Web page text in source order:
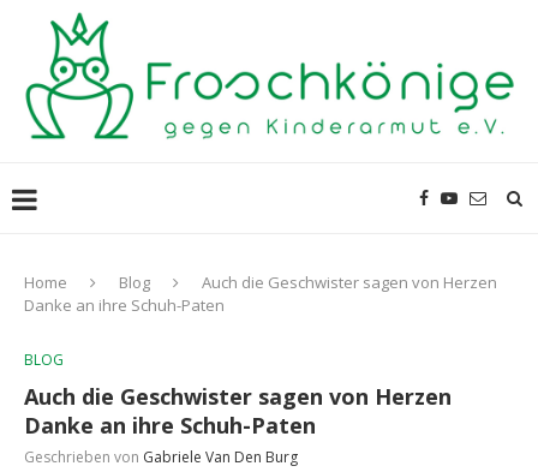
Home Blog
Auch die Geschwister sagen von Herzen
Danke an ihre Schuh-Paten
BLOG
Auch die Geschwister sagen von Herzen
Danke an ihre Schuh-Paten
Geschrieben von Gabriele Van Den Burg